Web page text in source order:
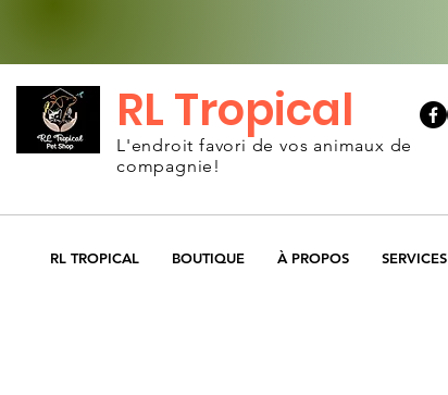
RL Tropical
L'endroit favori de vos animaux de
compagnie!
RL TROPICAL BOUTIQUE À PROPOS SERVICES